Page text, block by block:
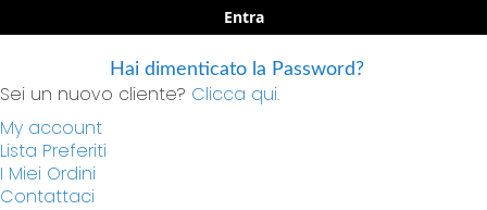
Entra
Hai dimenticato la Password?
Sei un nuovo cliente? Clicca qui.
My account
Lista Preferiti
I Miei Ordini
Contattaci